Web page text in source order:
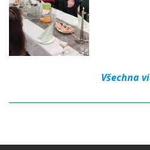
Všechna